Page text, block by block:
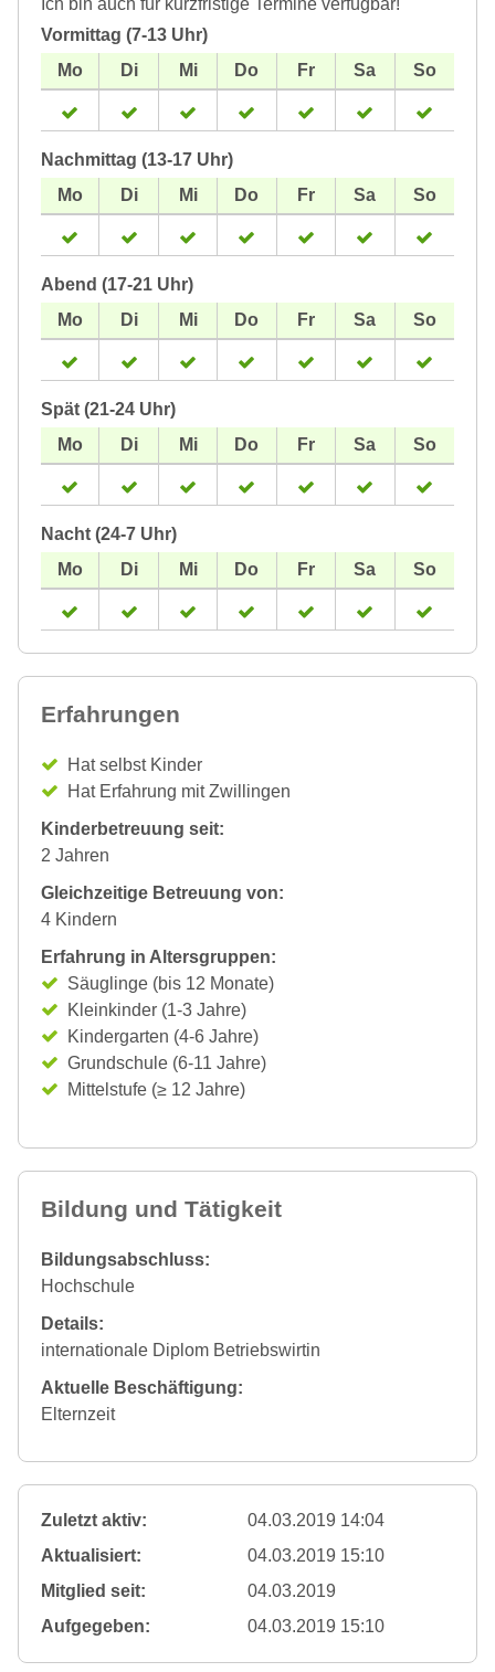
Vormittag (7-13 Uhr)
Nachmittag (13-17 Uhr)
Abend (17-21 Uhr)
Spät (21-24 Uhr)
Nacht (24-7 Uhr)
Erfahrungen
Hat selbst Kinder
Hat Erfahrung mit Zwillingen
Kinderbetreuung seit:
2 Jahren
Gleichzeitige Betreuung von:
4 Kindern
Erfahrung in Altersgruppen:
Säuglinge (bis 12 Monate)
Kleinkinder (1-3 Jahre)
Kindergarten (4-6 Jahre)
Grundschule (6-11 Jahre)
Mittelstufe (≥ 12 Jahre)
Bildung und Tätigkeit
Bildungsabschluss:
Hochschule
Details:
internationale Diplom Betriebswirtin
Aktuelle Beschäftigung:
Elternzeit
Zuletzt aktiv:
04.03.2019 14:04
Aktualisiert:
04.03.2019 15:10
Mitglied seit:
04.03.2019
Aufgegeben:
04.03.2019 15:10